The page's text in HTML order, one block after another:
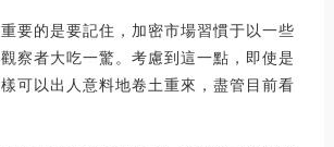
要的是要記住，加密市場習慣于以一些
察者大吃一驚。考慮到這一點，即使是
可以出人意料地卷土重來，盡管目前看